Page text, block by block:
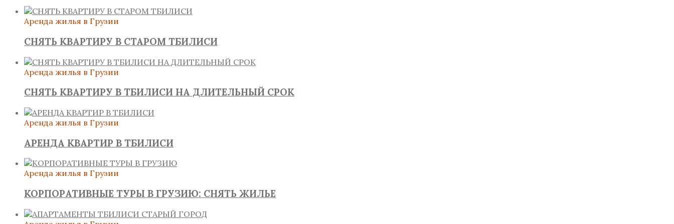
Аренда жилья в Грузии
СНЯТЬ КВАРТИРУ В СТАРОМ ТБИЛИСИ
Аренда жилья в Грузии
СНЯТЬ КВАРТИРУ В ТБИЛИСИ НА ДЛИТЕЛЬНЫЙ СРОК
Аренда жилья в Грузии
АРЕНДА КВАРТИР В ТБИЛИСИ
Аренда жилья в Грузии
КОРПОРАТИВНЫЕ ТУРЫ В ГРУЗИЮ: СНЯТЬ ЖИЛЬЕ